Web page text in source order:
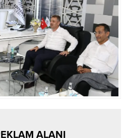
ALANI